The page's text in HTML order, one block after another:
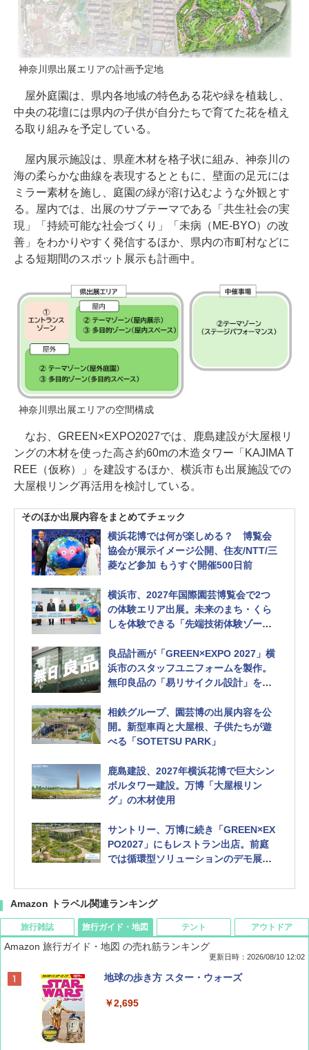
神奈川県出展エリアの計画予定地
屋外庭園は、県内各地域の特色ある花や緑を植栽し、
中央の花壇には県内の子供が自分たちで育てた花を植え
る取り組みを予定している。
屋内展示施設は、県産木材を格子状に組み、神奈川の
海の柔らかな曲線を表現するとともに、壁面の足元には
ミラー素材を施し、庭園の緑が溶け込むような外観とす
る。屋内では、出展のサブテーマである「共生社会の実
現」「持続可能な社会づくり」「未病（ME-BYO）の改
善」をわかりやすく発信するほか、県内の市町村などに
よる短期間のスポット展示も計画中。
神奈川県出展エリアの空間構成
なお、GREEN×EXPO2027では、鹿島建設が大屋根リ
ングの木材を使った高さ約60mの木造タワー「KAJIMA T
REE（仮称）」を建設するほか、横浜市も出展施設での
大屋根リング再活用を検討している。
そのほか出展内容をまとめてチェック
横浜花博では何が楽しめる？ 博覧会
協会が展示イメージ公開、住友/NTT/三
菱など参加 もうすぐ開催500日前
横浜市、2027年国際園芸博覧会で2つ
の体験エリア出展。未来のまち・くら
しを体験できる「先端技術体験ゾー
良品計画が「GREEN×EXPO 2027」横
浜市のスタッフユニフォームを製作。
無印良品の「易リサイクル設計」を採
相鉄グループ、園芸博の出展内容を公
開。新型車両と大屋根、子供たちが遊
べる「SOTETSU PARK」
鹿島建設、2027年横浜花博で巨大シン
ボルタワー建設。万博「大屋根リン
グ」の木材使用
サントリー、万博に続き「GREEN×EX
PO2027」にもレストラン出店。前庭
では循環型ソリューションのデモ展示
Amazon トラベル関連ランキング
旅行雑誌
BE-PAL(ビ-パル) 2026年 10 月号【特別付録:
旅行ガイド・地図
Amazon 旅行ガイド・地図 の売れ筋ランキング
更新日時：2026/08/10 12:02
地球の歩き方 スター・ウォーズ
￥2,695
テント アウトドア